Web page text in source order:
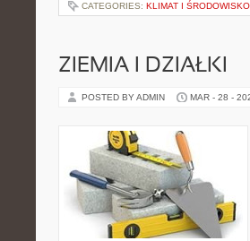
CATEGORIES: KLIMAT I ŚRODOWISKO
ZIEMIA I DZIAŁKI
POSTED BY ADMIN MAR - 28 -